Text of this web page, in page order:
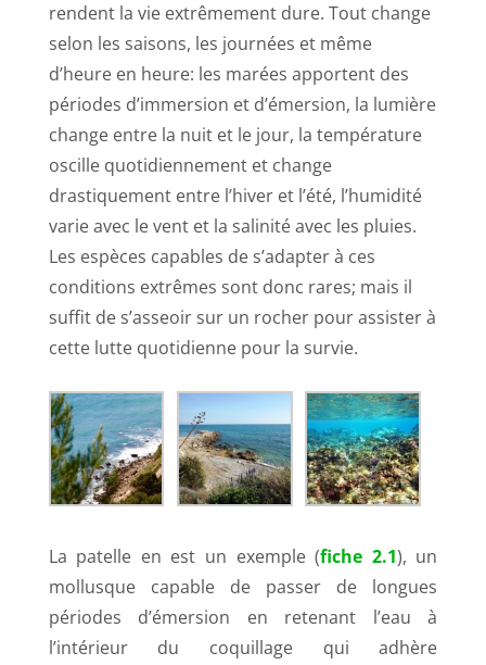
rendent la vie extrêmement dure. Tout change
selon les saisons, les journées et même
d’heure en heure: les marées apportent des
périodes d’immersion et d’émersion, la lumière
change entre la nuit et le jour, la température
oscille quotidiennement et change
drastiquement entre l’hiver et l’été, l’humidité
varie avec le vent et la salinité avec les pluies.
Les espèces capables de s’adapter à ces
conditions extrêmes sont donc rares; mais il
suffit de s’asseoir sur un rocher pour assister à
cette lutte quotidienne pour la survie.
La patelle en est un exemple (fiche 2.1), un
mollusque capable de passer de longues
périodes d’émersion en retenant l’eau à
l’intérieur du coquillage qui adhère